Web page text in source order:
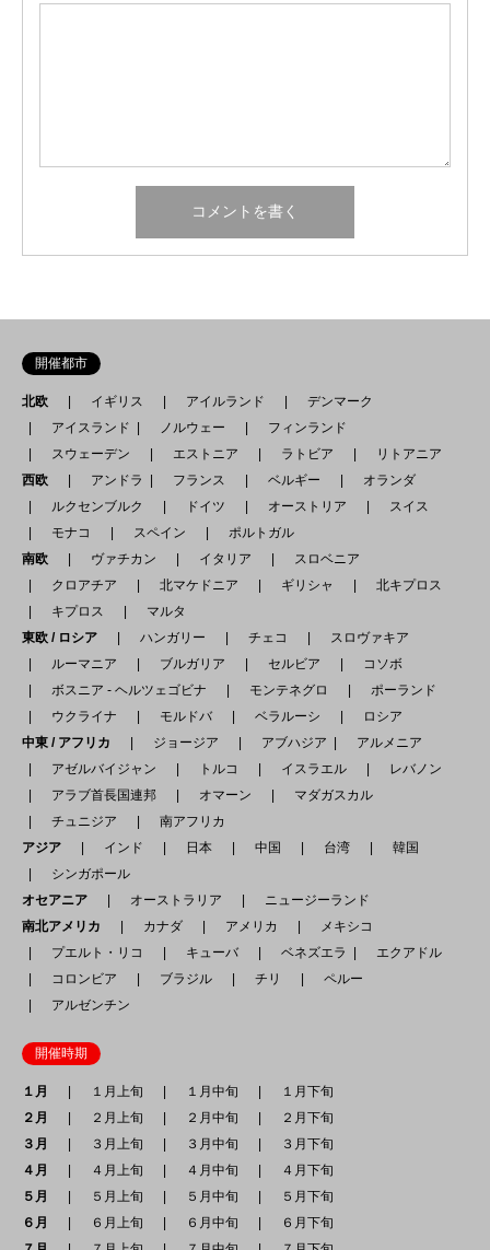
開催都市
北欧 イギリス アイルランド
デンマーク
アイスランド
ノルウェー
フィンランド
スウェーデン
エストニア ラトビア
リトアニア
西欧
アンドラ フランス ベルギー
オランダ
ルクセンブルク
ドイツ オーストリア
スイス
モナコ
スペイン
ポルトガル
南欧
ヴァチカン イタリア
スロベニア
クロアチア
北マケドニア ギリシャ
北キプロス
キプロス
マルタ
東欧 / ロシア
ハンガリー チェコ
スロヴァキア
ルーマニア
ブルガリア セルビア
コソボ
ボスニア - ヘルツェゴビナ
モンテネグロ
ポーランド
ウクライナ
モルドバ ベラルーシ
ロシア
中東 / アフリカ
ジョージア アブハジア
アルメニア
アゼルバイジャン
トルコ イスラエル
レバノン
アラブ首長国連邦
オマーン
マダガスカル
チュニジア
南アフリカ
アジア
インド 日本 中国 台湾
韓国
シンガポール
オセアニア
オーストラリア
ニュージーランド
南北アメリカ
カナダ アメリカ
メキシコ
プエルト・リコ
キューバ ベネズエラ
エクアドル
コロンビア
ブラジル チリ
ペルー
アルゼンチン
開催時期
１月 １月上旬 １月中旬
１月下旬
２月
２月上旬 ２月中旬
２月下旬
３月
３月上旬 ３月中旬
３月下旬
４月
４月上旬 ４月中旬
４月下旬
５月
５月上旬 ５月中旬
５月下旬
６月
６月上旬 ６月中旬
６月下旬